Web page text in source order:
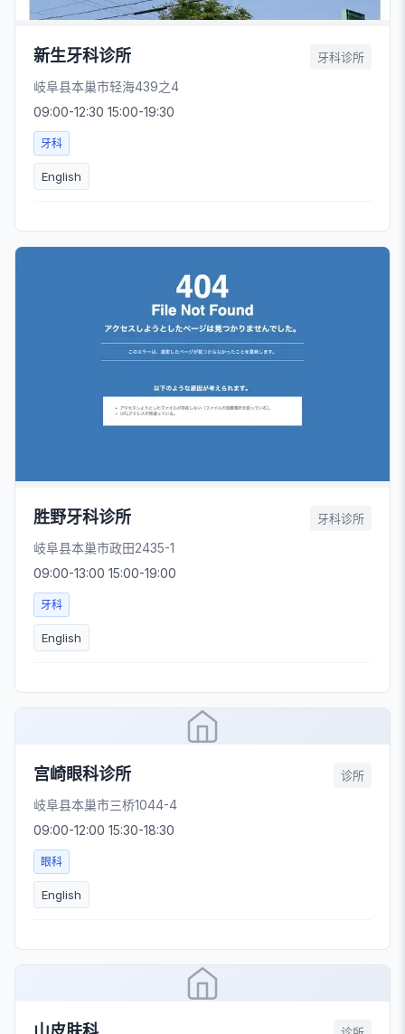
新生牙科诊所 牙科诊所
岐阜县本巢市轻海439之4
09:00-12:30 15:00-19:30
牙科
English
胜野牙科诊所 牙科诊所
岐阜县本巢市政田2435-1
09:00-13:00 15:00-19:00
牙科
English
宫崎眼科诊所 诊所
岐阜县本巢市三桥1044-4
09:00-12:00 15:30-18:30
眼科
English